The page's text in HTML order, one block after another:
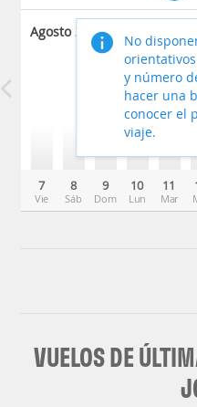
Agosto 2026
7
Vie
8
Sáb
9
Dom
10
Lun
11
Mar
No
y número
hacer una
conocer el
viaje.
VUELOS DE